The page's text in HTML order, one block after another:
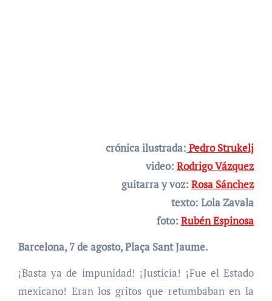
crónica ilustrada: Pedro Strukelj
video:Rodrigo Vázquez
guitarra y voz:Rosa Sánchez
texto: Lola Zavala
foto:Rubén Espinosa
Barcelona, 7 de agosto, Plaça Sant Jaume.
¡Basta ya de impunidad! ¡Justicia! ¡Fue el Estado
mexicano! Eran los gritos que retumbaban en la